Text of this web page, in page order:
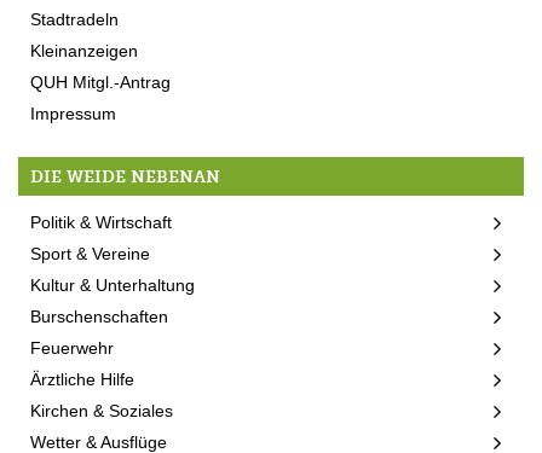
Stadtradeln
Kleinanzeigen
QUH Mitgl.-Antrag
Impressum
DIE WEIDE NEBENAN
Politik & Wirtschaft
Sport & Vereine
Kultur & Unterhaltung
Burschenschaften
Feuerwehr
Ärztliche Hilfe
Kirchen & Soziales
Wetter & Ausflüge